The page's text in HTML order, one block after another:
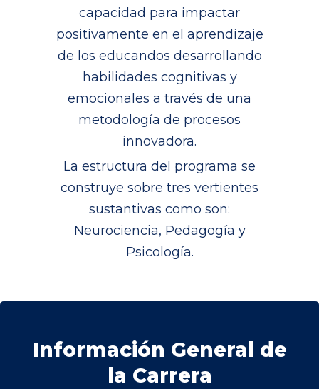
capacidad para impactar
positivamente en el aprendizaje
de los educandos desarrollando
habilidades cognitivas y
emocionales a través de una
metodología de procesos
innovadora.
La estructura del programa se
construye sobre tres vertientes
sustantivas como son:
Neurociencia, Pedagogía y
Psicología.
Información General de
la Carrera